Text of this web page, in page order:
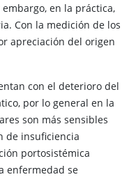
en la práctica,
Con la medición de los
apreciación del origen
con el deterioro del
por lo general en la
son más sensibles
de insuficiencia
portosistémica
enfermedad se